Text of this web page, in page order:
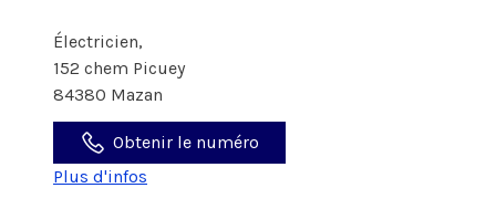
Électricien,
152 chem Picuey
84380 Mazan
Obtenir le numéro
Plus d'infos